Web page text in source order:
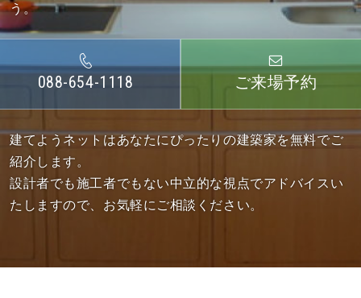
う。
088-654-1118 ご来場予約
建てようネットはあなたにぴったりの建築家を無料でご
紹介します。
設計者でも施工者でもない中立的な視点でアドバイスい
たしますので、お気軽にご相談ください。